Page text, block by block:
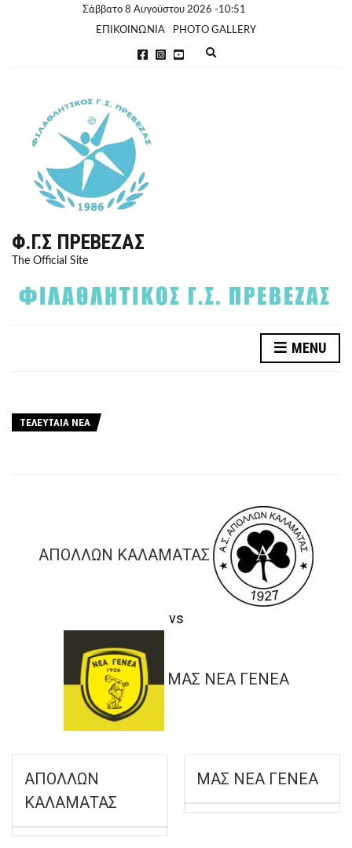
Σάββατο 8 Αυγούστου 2026 -10:51
ΕΠΙΚΟΙΝΩΝΙΑ
PHOTO GALLERY
Φ.Γ.Σ ΠΡΈΒΕΖΑΣ
The Official Site
MENU
ΤΕΛΕΥΤΑΙΑ ΝΕΑ
ΑΠΟΛΛΩΝ ΚΑΛΑΜΑΤΑΣ
vs
ΜΑΣ ΝΕΑ ΓΕΝΕΑ
ΑΠΟΛΛΩΝ
ΚΑΛΑΜΑΤΑΣ
ΜΑΣ ΝΕΑ ΓΕΝΕΑ